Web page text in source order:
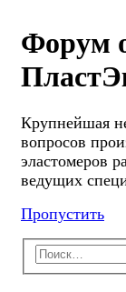
Форум
Крупнейшая
вопросов
эластомеров
ведущих
Пропустить